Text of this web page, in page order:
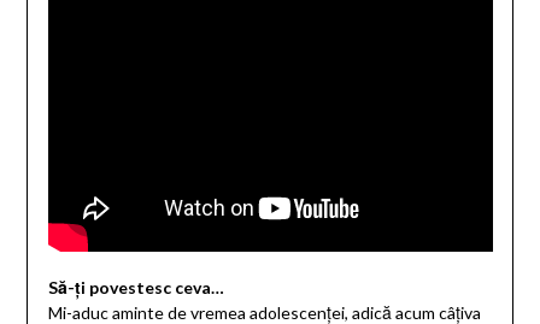
Să-ți povestesc ceva…
Mi-aduc aminte de vremea adolescenței, adică acum câțiva